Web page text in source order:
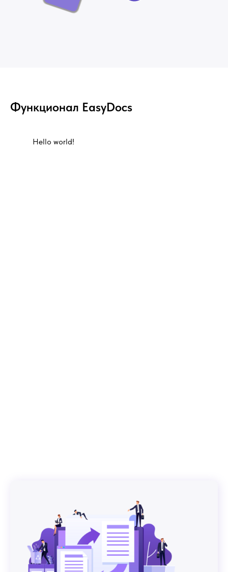
Функционал EasyDocs
Hello world!